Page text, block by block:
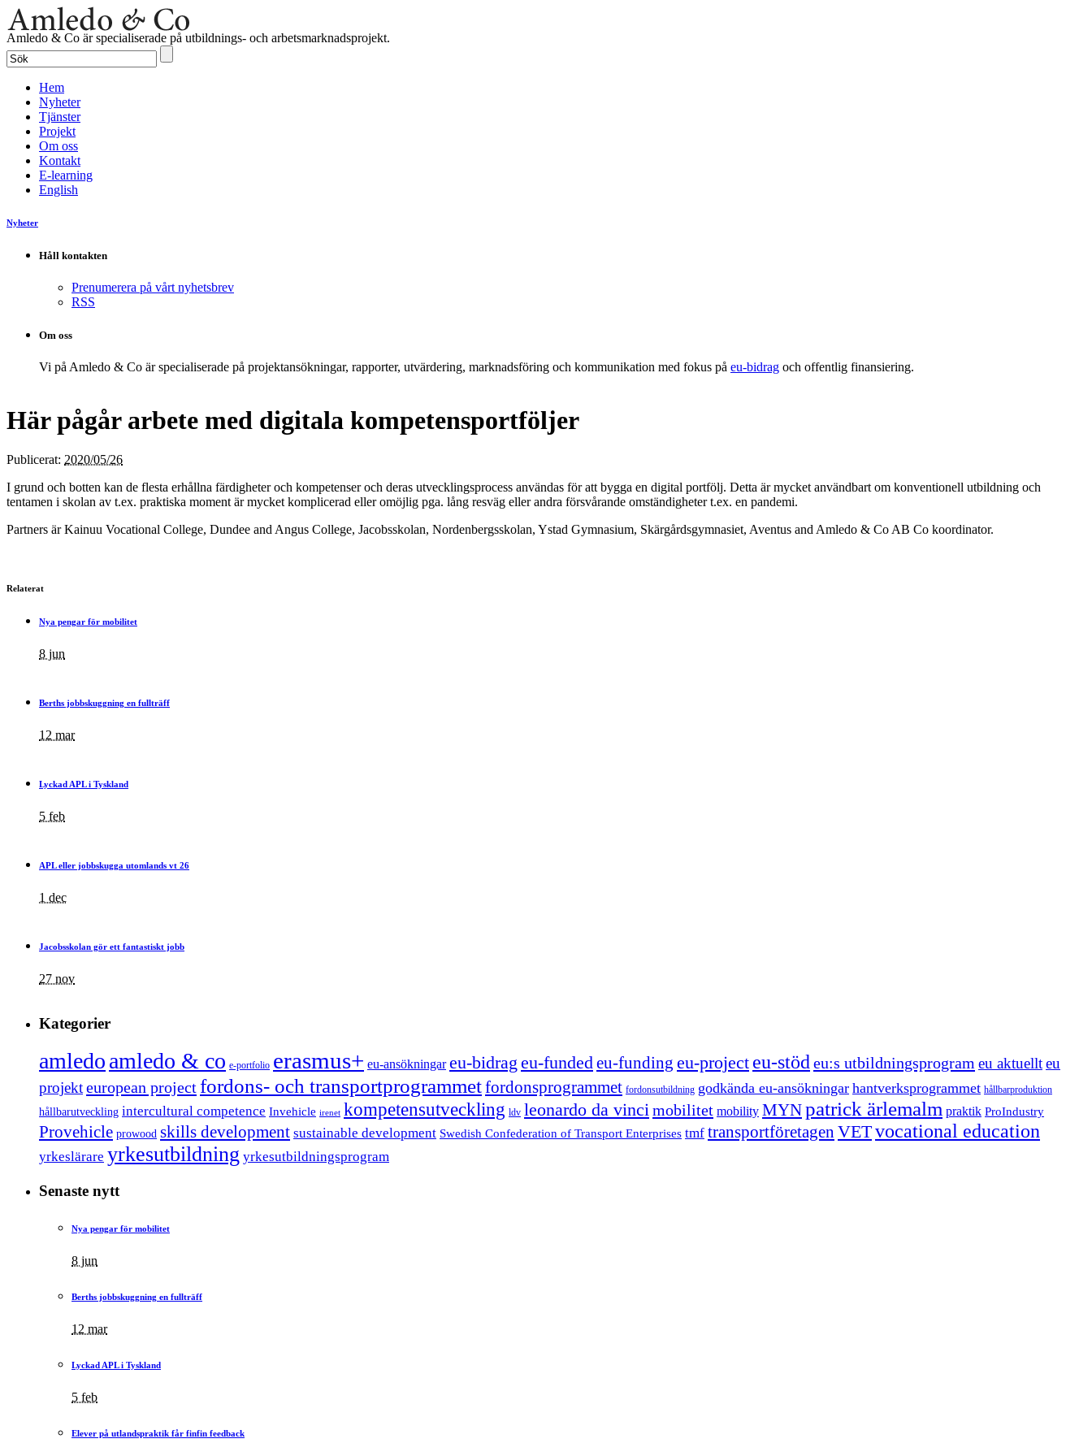
Amledo & Co är specialiserade på utbildnings- och arbetsmarknadsprojekt.
Hem
Nyheter
Tjänster
Projekt
Om oss
Kontakt
E-learning
English
Nyheter
Håll kontakten
Prenumerera på vårt nyhetsbrev
RSS
Om oss
Vi på Amledo & Co är specialiserade på projekt­ansökningar, rapporter, utvärdering, marknadsföring och kommunikation med fokus på eu-bidrag och offentlig finansiering.
Här pågår arbete med digitala kompetensportföljer
Publicerat: 2020/05/26
I grund och botten kan de flesta erhållna färdigheter och kompetenser och deras utvecklingsprocess användas för att bygga en digital portfölj. Detta är mycket användbart om konventionell utbildning och
tentamen i skolan av t.ex. praktiska moment är mycket komplicerad eller omöjlig pga. lång resväg eller andra försvårande omständigheter t.ex. en pandemi.
Partners är Kainuu Vocational College, Dundee and Angus College, Jacobsskolan, Nordenbergsskolan, Ystad Gymnasium, Skärgårdsgymnasiet, Aventus and Amledo & Co AB Co koordinator.
Relaterat
Nya pengar för mobilitet
8 jun
Berths jobbskuggning en fullträff
12 mar
Lyckad APL i Tyskland
5 feb
APL eller jobbskugga utomlands vt 26
1 dec
Jacobsskolan gör ett fantastiskt jobb
27 nov
Kategorier
amledoamledo & co e-portfolio erasmus+ eu-ansökningar eu-bidrag eu-fundedeu-funding eu-project eu-stödeu:s utbildningsprogrameu aktuellteu
projekteuropean projectfordons- och transportprogrammetfordonsprogrammet fordonsutbildning godkända eu-ansökningar hantverksprogrammet hållbarproduktion
hållbarutveckling intercultural competence Invehicle irenet kompetensutveckling ldv leonardo da vincimobilitet mobility MYNpatrick ärlemalm praktik ProIndustry
Provehicle prowood skills development sustainable development Swedish Confederation of Transport Enterprises tmf transportföretagen VETvocational education
yrkeslärare yrkesutbildning yrkesutbildningsprogram
Senaste nytt
Nya pengar för mobilitet
8 jun
Berths jobbskuggning en fullträff
12 mar
Lyckad APL i Tyskland
5 feb
Elever på utlandspraktik får finfin feedback